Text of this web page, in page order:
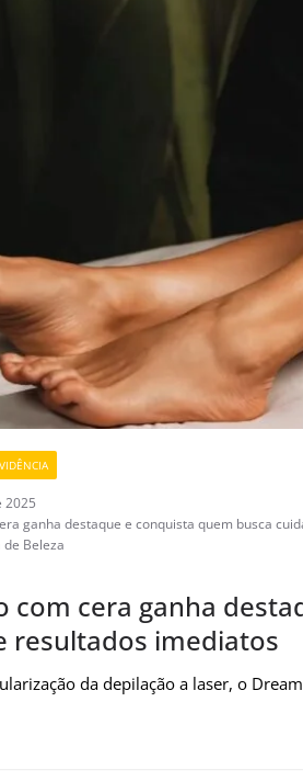
2025
ganha destaque e conquista quem busca
de Beleza
com cera ganha
resultados imediatos
da depilação a laser, o